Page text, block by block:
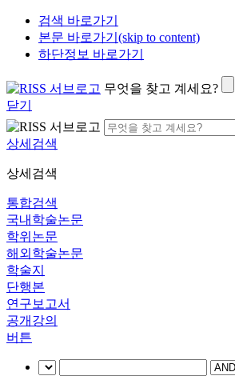
검색 바로가기
본문 바로가기(skip to content)
하단정보 바로가기
무엇을 찾고 계세요?
닫기
상세검색
상세검색
통합검색
국내학술논문
학위논문
해외학술논문
학술지
단행본
연구보고서
공개강의
버튼